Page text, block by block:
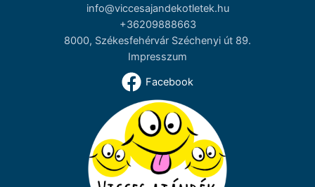
info@viccesajandekotletek.hu
+36209888663
8000, Székesfehérvár Széchenyi út 89.
Impresszum
Facebook